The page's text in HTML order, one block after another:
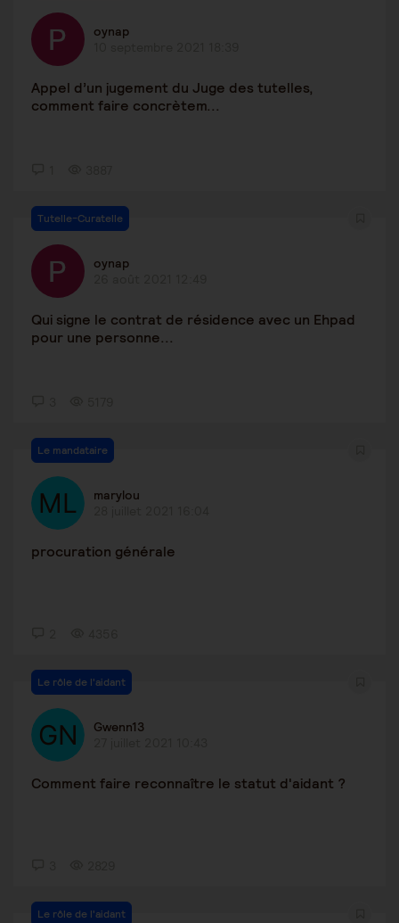
oynap
Appel d’un jugement du Juge des tutelles,
comment faire concrètem...
Tutelle-Curatelle
oynap
Qui signe le contrat de résidence avec un Ehpad
pour une personne...
Le mandataire
marylou
procuration générale
Le rôle de l'aidant
Gwenn13
Comment faire reconnaître le statut d'aidant ?
Le rôle de l'aidant